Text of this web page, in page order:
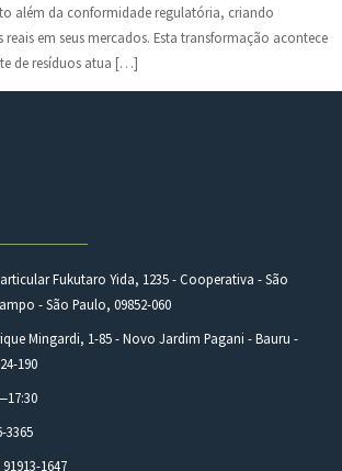
além da conformidade regulatória, criando
em seus mercados. Esta transformação acontece
de resíduos atua […]
Fukutaro Yida, 1235 - Cooperativa - São
- São Paulo, 09852-060
Mingardi, 1-85 - Novo Jardim Pagani - Bauru -
190
3365
1647